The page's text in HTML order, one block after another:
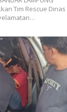
Tim Rescue Dinas